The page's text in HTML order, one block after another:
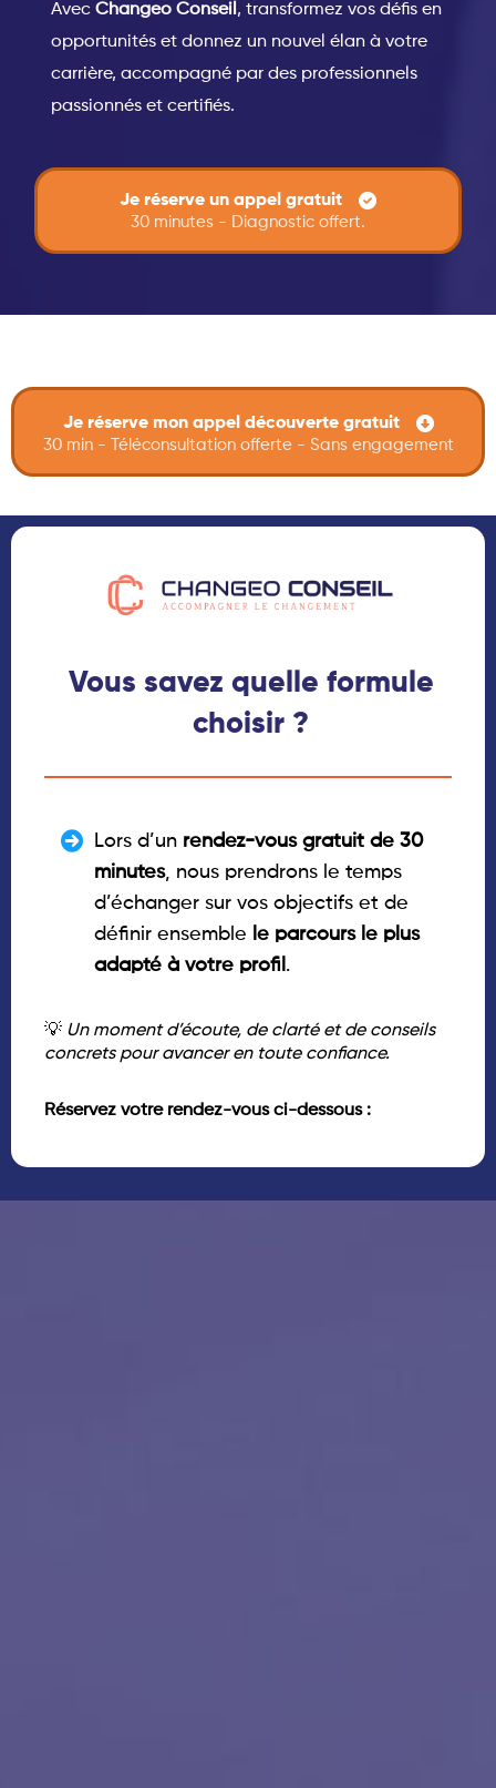
Avec Changeo Conseil, transformez vos défis en
opportunités et donnez un nouvel élan à votre
carrière, accompagné par des professionnels
passionnés et certifiés.
Je réserve un appel gratuit
30 minutes - Diagnostic offert.
Je réserve mon appel découverte gratuit
30 min - Téléconsultation offerte - Sans engagement
Vous savez quelle formule
choisir ?
Lors d’un rendez-vous gratuit de 30
minutes, nous prendrons le temps
d’échanger sur vos objectifs et de
définir ensemble le parcours le plus
adapté à votre profil .
💡 Un moment d’écoute, de clarté et de conseils
concrets pour avancer en toute confiance.
Réservez votre rendez-vous ci-dessous :